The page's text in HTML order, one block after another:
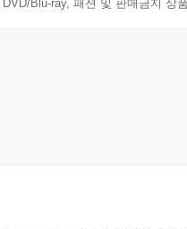
성 요소들과 정서
Blu-ray, 패션 및 판매금지 상